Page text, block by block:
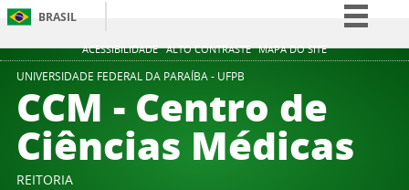
ACESSIBILIDADE ALTO CONTRASTE MAPA DO SITE
BRASIL
Simplifique!
Participe
Acesso à informação
Legislação
UNIVERSIDADE FEDERAL DA PARAÍBA - UFPB
CCM - Centro de
Ciências Médicas
REITORIA